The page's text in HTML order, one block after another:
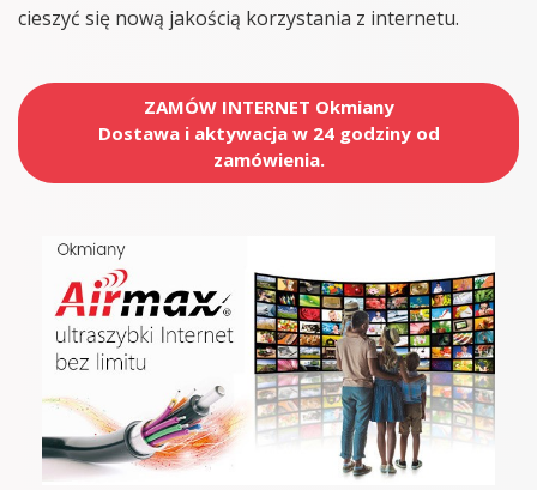
cieszyć się nową jakością korzystania z internetu.
ZAMÓW INTERNET Okmiany
Dostawa i aktywacja w 24 godziny od
zamówienia.